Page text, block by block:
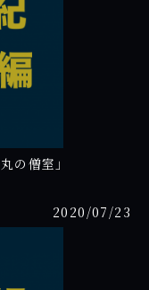
の僧室」
2020/07/23